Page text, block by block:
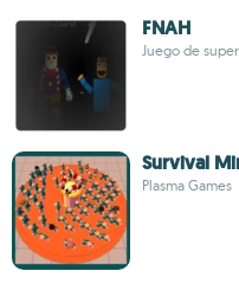
FNAH
Juego de
Survival
Plasma Games